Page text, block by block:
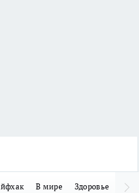
В мире Здоровье